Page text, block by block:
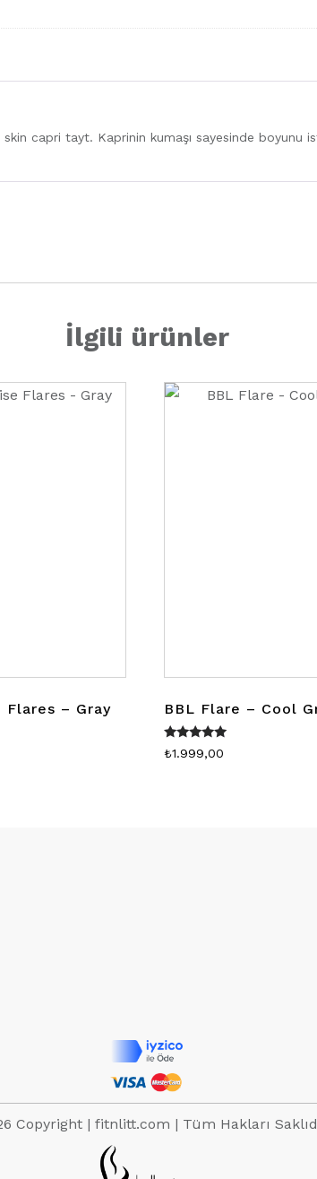
capri tayt. Kaprinin kumaşı sayesinde boyunu
İlgili ürünler
Flares – Gray BBL Flare – Cool
5 üzerinden
5.00
₺1.999,00
Copyright | fitnlitt.com | Tüm Hakları